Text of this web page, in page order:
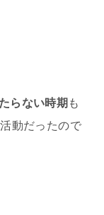
らない時期 も
動だったので